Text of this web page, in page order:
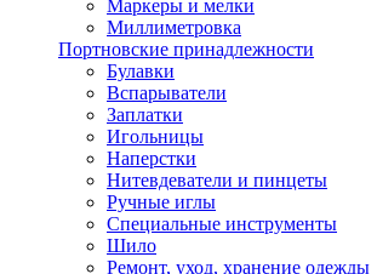
Маркеры и мелки
Миллиметровка
Портновские принадлежности
Булавки
Вспарыватели
Заплатки
Игольницы
Наперстки
Нитевдеватели и пинцеты
Ручные иглы
Специальные инструменты
Шило
Ремонт, уход, хранение одежды